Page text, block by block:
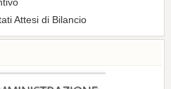
Attesi di Bilancio